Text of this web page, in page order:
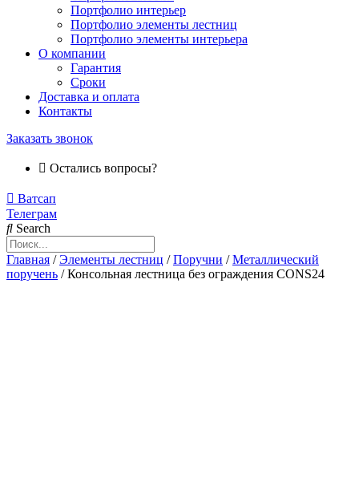
Портфолио интерьер
Портфолио элементы лестниц
Портфолио элементы интерьера
О компании
Гарантия
Сроки
Доставка и оплата
Контакты
Заказать звонок
Остались вопросы?
Ватсап
Телеграм
Search
Главная /Элементы лестниц /Поручни /Металлический
поручень / Консольная лестница без ограждения CONS24